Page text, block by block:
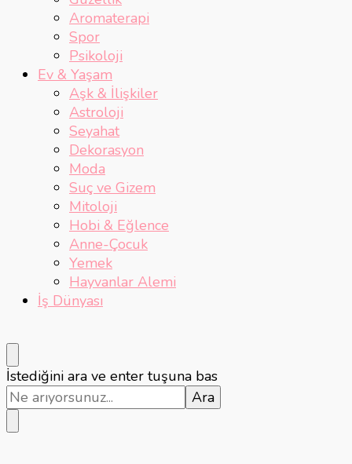
Aromaterapi
Spor
Psikoloji
Ev & Yaşam
Aşk & İlişkiler
Astroloji
Seyahat
Dekorasyon
Moda
Suç ve Gizem
Mitoloji
Hobi & Eğlence
Anne-Çocuk
Yemek
Hayvanlar Alemi
İş Dünyası
Bir
şey
mi
arıyorsunuz?
İstediğini ara ve enter tuşuna bas